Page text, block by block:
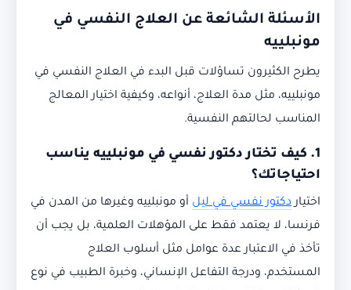
الأسئلة الشائعة عن العلاج النفسي في
مونبلييه
يطرح الكثيرون تساؤلات قبل البدء في العلاج النفسي في
مونبلييه، مثل مدة العلاج، أنواعه، وكيفية اختيار المعالج
المناسب لحالتهم النفسية.
1. كيف تختار دكتور نفسي في مونبلييه يناسب
احتياجاتك؟
اختياردكتور نفسي في ليل أو مونبلييه وغيرها من المدن في
فرنسا، لا يعتمد فقط على المؤهلات العلمية، بل يجب أن
تأخذ في الاعتبار عدة عوامل مثل أسلوب العلاج
المستخدم، ودرجة التفاعل الإنساني، وخبرة الطبيب في نوع